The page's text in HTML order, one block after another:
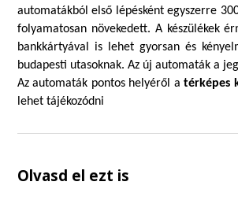
automatákból első lépésként egyszerre
folyamatosan növekedett. A készülékek
bankkártyával is lehet gyorsan és
budapesti utasoknak. Az új automaták a
Az automaták pontos helyéről atérképes
lehet tájékozódni
Olvasd el ezt is